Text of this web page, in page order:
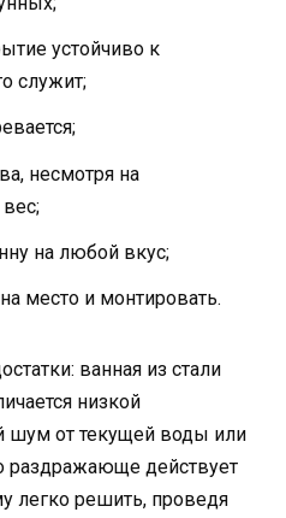
устойчиво к
служит;
несмотря на
на любой вкус;
место и монтировать.
ванная из стали
низкой
шум от текущей воды или
раздражающе действует
легко решить, проведя